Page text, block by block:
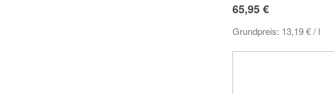
65,95 €
Grundpreis: 13,19 €/ l